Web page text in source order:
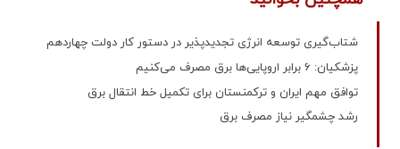
شتاب‌گیری توسعه انرژی‌ تجدیدپذیر در دستور کار دولت چهاردهم
پزشکیان: 6 برابر اروپایی‌ها برق مصرف می‌کنیم
توافق مهم ایران و ترکمنستان برای تکمیل خط انتقال برق
رشد چشمگیر نیاز مصرف برق